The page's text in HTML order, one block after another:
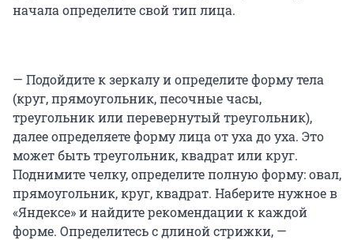
начала определите свой тип лица.
— Подойдите к зеркалу и определите форму тела
(круг, прямоугольник, песочные часы,
треугольник или перевернутый треугольник),
далее определяете форму лица от уха до уха. Это
может быть треугольник, квадрат или круг.
Поднимите челку, определите полную форму: овал,
прямоугольник, круг, квадрат. Наберите нужное в
«Яндексе» и найдите рекомендации к каждой
форме. Определитесь с длиной стрижки, —